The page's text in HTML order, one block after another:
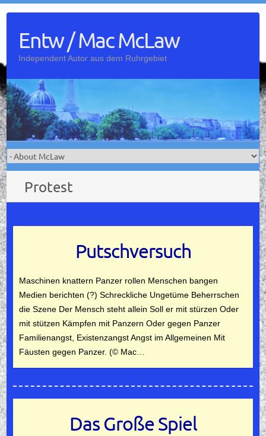
contentEntw / Mac McLaw
Independent Autor aus dem Ruhrgebiet
Protest
Putschversuch
Maschinen knattern Panzer rollen Menschen bangen
Medien berichten (?) Schreckliche Ungetüme Beherrschen
die Szene Der Mensch steht allein Soll er mit stürzen Oder
mit stützen Kämpfen mit Panzern Oder gegen Panzer
Familienangst, Existenzangst Angst im Allgemeinen Mit
Fäusten gegen Panzer. (© Mac…
Das Große Spiel